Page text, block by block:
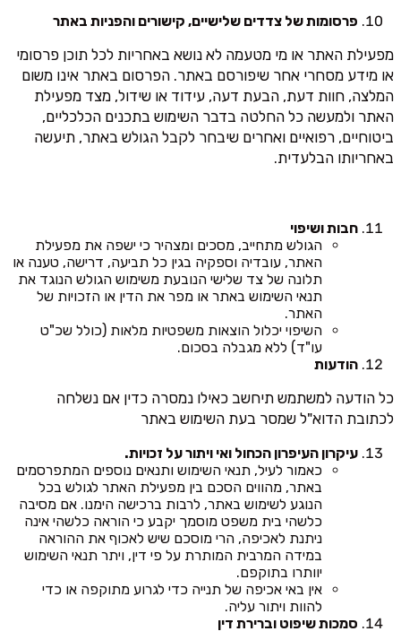
פרסומות של צדדים שלישיים, קישורים והפניות באתר
מפעילת האתר או מי מטעמה לא נושא באחריות לכל תוכן פרסומי
או מידע מסחרי אחר שיפורסם באתר. הפרסום באתר אינו משום
המלצה, חוות דעת, הבעת דעה, עידוד או שידול, מצד מפעילת
האתר ולמעשה כל החלטה בדבר השימוש בתכנים הכלכליים,
ביטוחיים, רפואיים ואחרים שיבחר לקבל הגולש באתר, תיעשה
באחריותו הבלעדית.
חבות ושיפוי
הגולש מתחייב, מסכים ומצהיר כי ישפה את מפעילת
האתר, עובדיה וספקיה בגין כל תביעה, דרישה, טענה או
תלונה של צד שלישי הנובעת משימוש הגולש הנוגד את
תנאי השימוש באתר או מפר את הדין או הזכויות של
האתר.
השיפוי יכלול הוצאות משפטיות מלאות (כולל שכ"ט
עו"ד) ללא מגבלה בסכום.
הודעות
כל הודעה למשתמש תיחשב כאילו נמסרה כדין אם נשלחה
לכתובת הדוא"ל שמסר בעת השימוש באתר
עיקרון העיפרון הכחול ואי ויתור על זכויות.
כאמור לעיל, תנאי השימוש ותנאים נוספים המתפרסמים
באתר, מהווים הסכם בין מפעילת האתר לגולש בכל
הנוגע לשימוש באתר, לרבות ברכישה הימנו. אם מסיבה
כלשהי בית משפט מוסמך יקבע כי הוראה כלשהי אינה
ניתנת לאכיפה, הרי מוסכם שיש לאכוף את ההוראה
במידה המרבית המותרת על פי דין, ויתר תנאי השימוש
יוותרו בתוקפם.
אין באי אכיפה של תנייה כדי לגרוע מתוקפה או כדי
להוות ויתור עליה.
סמכות שיפוט וברירת דין